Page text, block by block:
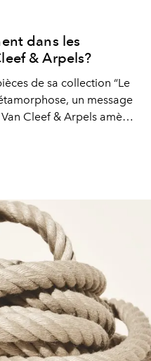
dans les
& Arpels?
de sa collection “Le
un message
Cleef & Arpels amène